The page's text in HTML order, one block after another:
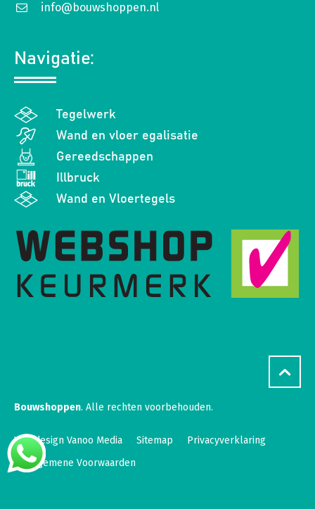
info@bouwshoppen.nl
Navigatie:
Tegelwerk
Wand en vloer egalisatie
Gereedschappen
Illbruck
Wand en Vloertegels
Bouwshoppen. Alle rechten voorbehouden.
Webdesign Vanoo Media Sitemap
Privacyverklaring
Algemene Voorwaarden